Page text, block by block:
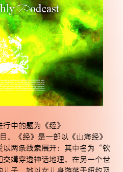
中的题为《经》
。《经》是一部以《山海经》
以两条线索展开：其中名为“钦
媾穿透神话地理。在另一个世